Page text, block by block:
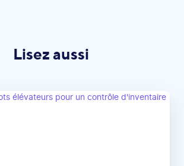
Lisez aussi